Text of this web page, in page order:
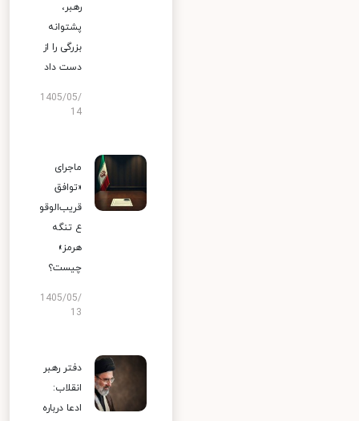
رهبر،
پشتوانه
بزرگی را از
دست داد
1405/05/
14
ماجرای
«توافق
قریب‌الوقو
ع تنگه
هرمز»
چیست؟
1405/05/
13
دفتر رهبر
انقلاب:
ادعا درباره